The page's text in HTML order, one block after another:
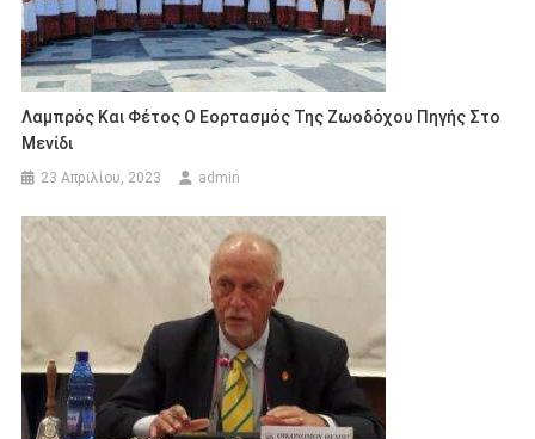
Λαμπρός Και Φέτος Ο Εορτασμός Της Ζωοδόχου Πηγής Στο
Μενίδι
23 Απριλίου, 2023 admin